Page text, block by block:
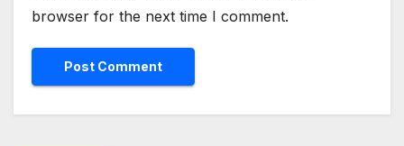
browser for the next time I comment.